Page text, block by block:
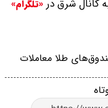
کانال شرق در «تلگرام»
طلا معاملات